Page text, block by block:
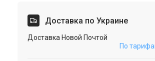
Доставка по Украине
Доставка Новой Почтой
По